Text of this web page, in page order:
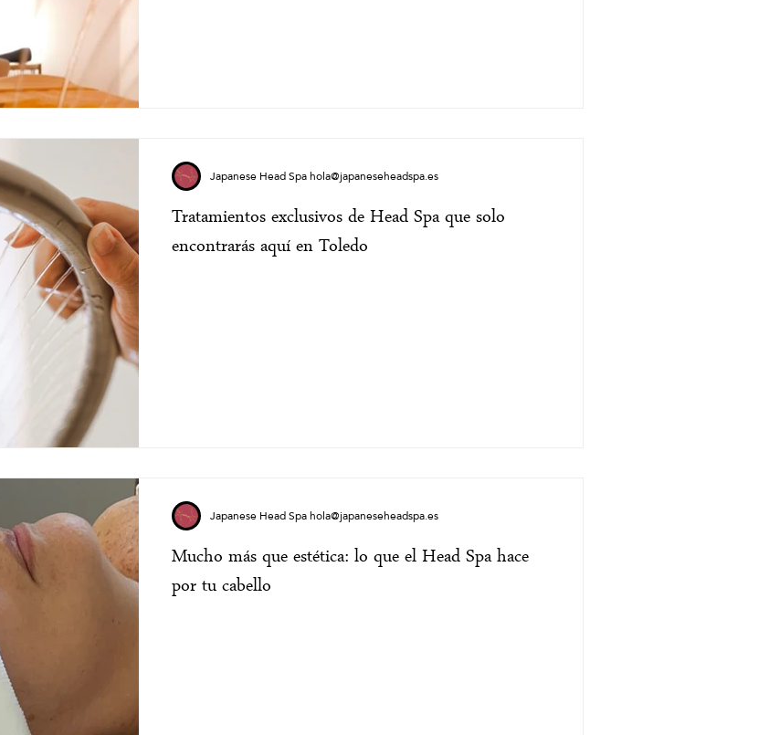
Tratamientos exclusivos de Head Spa que solo
encontrarás aquí en Toledo
Japanese Head Spa hola@japaneseheadspa.es
Mucho más que estética: lo que el Head Spa hace
por tu cabello
Japanese Head Spa hola@japaneseheadspa.es